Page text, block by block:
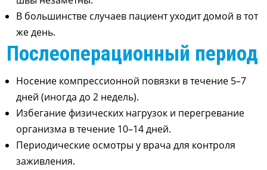
В большинстве случаев пациент уходит домой в тот
же день.
Послеоперационный период
Носение компрессионной повязки в течение 5–7
дней (иногда до 2 недель).
Избегание физических нагрузок и перегревание
организма в течение 10–14 дней.
Периодические осмотры у врача для контроля
заживления.